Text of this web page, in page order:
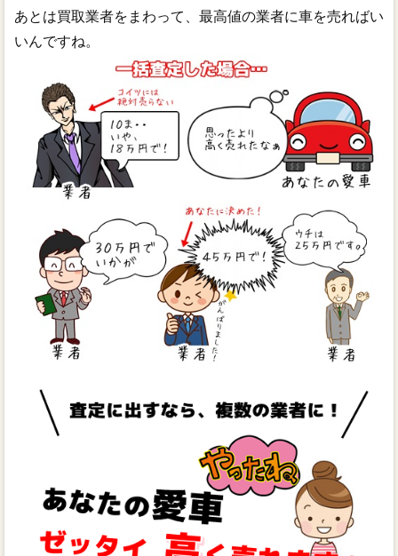
あとは買取業者をまわって、最高値の業者に車を売ればい
いんですね。